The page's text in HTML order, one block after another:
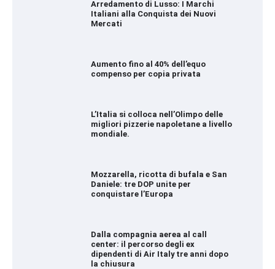
Arredamento di Lusso: I Marchi
Italiani alla Conquista dei Nuovi
Mercati
Aumento fino al 40% dell’equo
compenso per copia privata
L’Italia si colloca nell’Olimpo delle
migliori pizzerie napoletane a livello
mondiale.
Mozzarella, ricotta di bufala e San
Daniele: tre DOP unite per
conquistare l’Europa
Dalla compagnia aerea al call
center: il percorso degli ex
dipendenti di Air Italy tre anni dopo
la chiusura